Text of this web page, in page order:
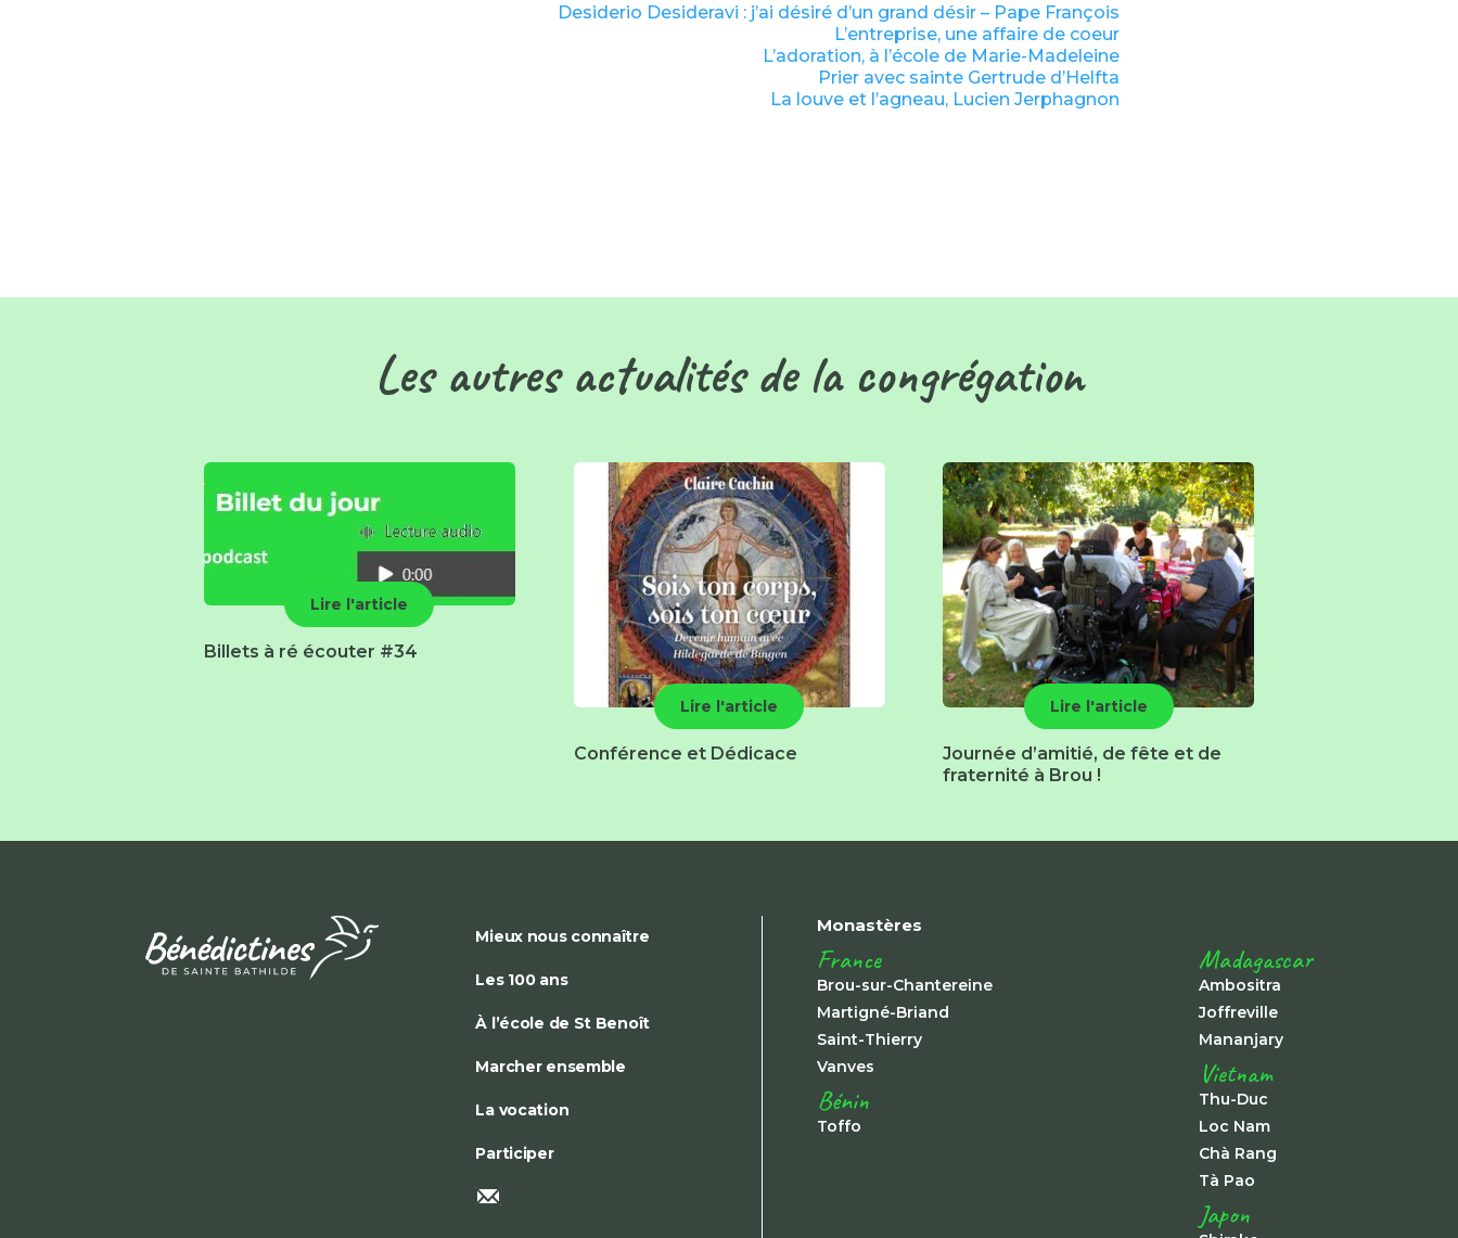
Desiderio Desideravi : j’ai désiré d’un grand désir – Pape François
L’entreprise, une affaire de coeur
L’adoration, à l’école de Marie-Madeleine
Prier avec sainte Gertrude d’Helfta
La louve et l’agneau, Lucien Jerphagnon
Les autres actualités de la congrégation
Lire l'article
Billets à ré écouter #34
Lire l'article
Conférence et Dédicace
Lire l'article
Journée d’amitié, de fête et de
fraternité à Brou !
Mieux nous connaître
Les 100 ans
À l’école de St Benoît
Marcher ensemble
La vocation
Participer
Monastères
France
Brou-sur-Chantereine
Martigné-Briand
Saint-Thierry
Vanves
Bénin
Toffo
Madagascar
Ambositra
Joffreville
Mananjary
Vietnam
Thu-Duc
Loc Nam
Chà Rang
Tà Pao
Japon